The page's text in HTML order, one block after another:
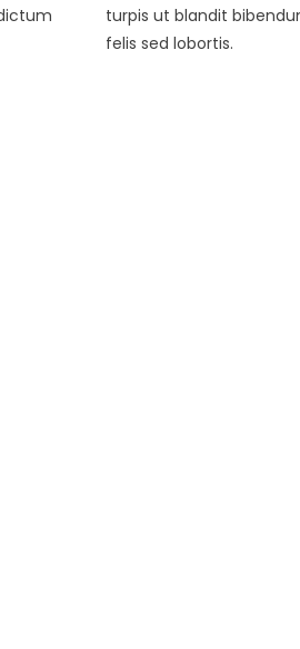
turpis ut blandit
felis sed lobortis.